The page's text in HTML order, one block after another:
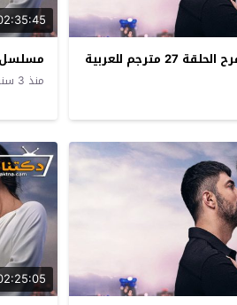
مسلسل اسمي فرح الحلقة 27 مترجم للعربية
مسلسل
منذ 3 سنوات